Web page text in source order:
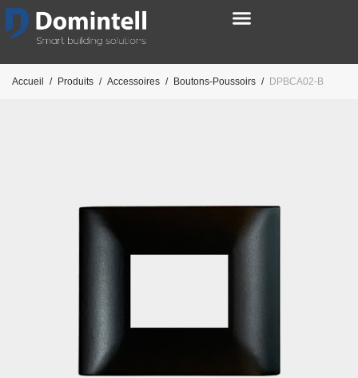
Accueil / Produits / Accessoires / Boutons-Poussoirs / DPBCA02-B